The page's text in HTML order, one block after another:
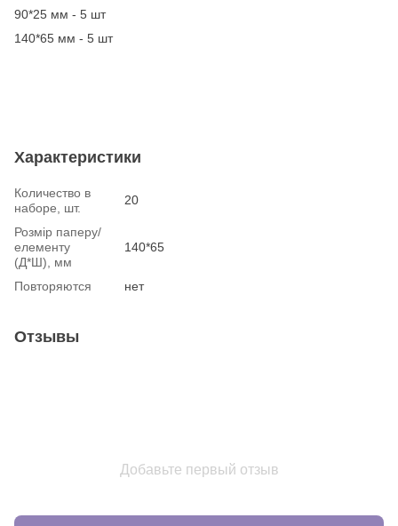
90*25 мм - 5 шт
140*65 мм - 5 шт
Характеристики
Количество в
наборе, шт.
20
Розмір паперу/
елементу
(Д*Ш), мм
140*65
Повторяются нет
Отзывы
Добавьте первый отзыв